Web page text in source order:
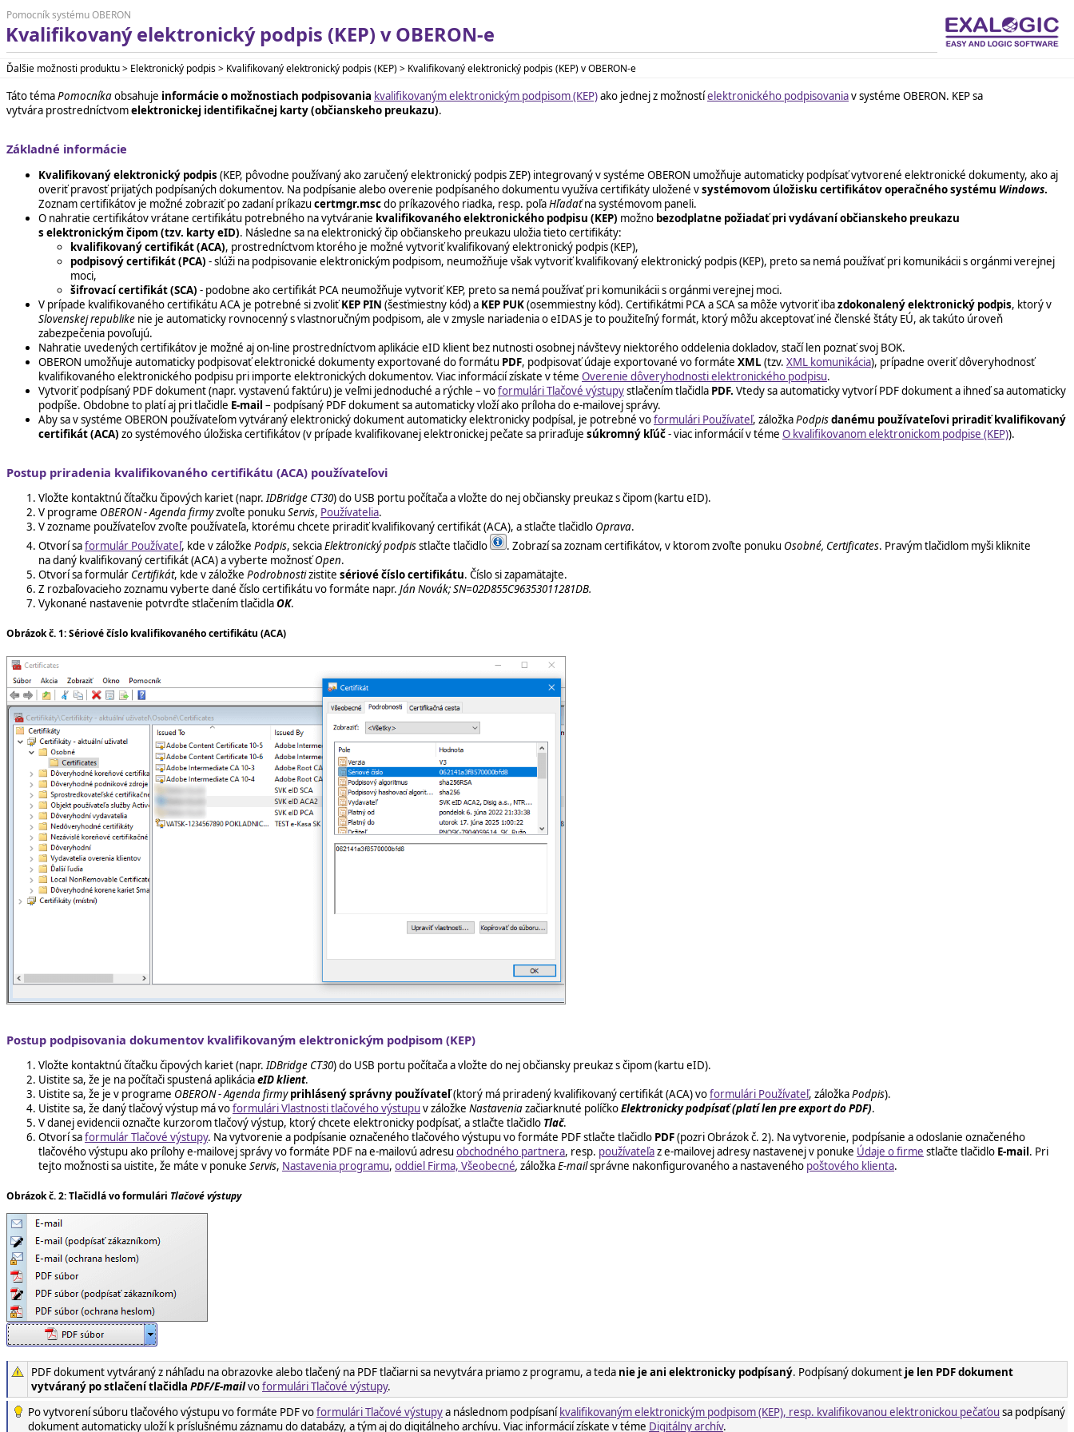
Pomocník systému OBERON
Kvalifikovaný elektronický podpis (KEP) v OBERON-e
Ďalšie možnosti produktu > Elektronický podpis > Kvalifikovaný elektronický podpis (KEP) > Kvalifikovaný elektronický podpis (KEP) v OBERON-e
Táto témaPomocníkaobsahuje informácie o možnostiach podpisovania kvalifikovaným elektronickým podpisom (KEP)ako jednej z možnostíelektronického podpisovaniav systéme OBERON. KEP sa
vytvára prostredníctvomelektronickej identifikačnej karty (občianskeho preukazu).
Základné informácie
Kvalifikovaný elektronický podpis (KEP, pôvodne používaný ako zaručený elektronický podpis ZEP) integrovaný v systéme OBERON umožňuje automaticky podpísať vytvorené elektronické dokumenty, ako aj
overiť pravosť prijatých podpísaných dokumentov. Na podpísanie alebo overenie podpísaného dokumentu využíva certifikáty uložené vsystémovom úložisku certifikátov operačného systému Windows.
Zoznam certifikátov je možné zobraziť po zadaní príkazucertmgr.mscdo príkazového riadka, resp. poľaHľadaťna systémovom paneli.
O nahratie certifikátov vrátane certifikátu potrebného na vytváranie kvalifikovaného elektronického podpisu (KEP) možno bezodplatne požiadať pri vydávaní občianskeho preukazu
s elektronickým čipom (tzv. karty eID). Následne sa na elektronický čip občianskeho preukazu uložia tieto certifikáty:
kvalifikovaný certifikát (ACA), prostredníctvom ktorého je možné vytvoriť kvalifikovaný elektronický podpis (KEP),
podpisový certifikát (PCA) - slúži na podpisovanie elektronickým podpisom, neumožňuje však vytvoriť kvalifikovaný elektronický podpis (KEP), preto sa nemá používať pri komunikácii s orgánmi verejnej
moci,
šifrovací certifikát (SCA) - podobne ako certifikát PCA neumožňuje vytvoriť KEP, preto sa nemá používať pri komunikácii s orgánmi verejnej moci.
V prípade kvalifikovaného certifikátu ACA je potrebné si zvoliťKEP PIN (šesťmiestny kód) a KEP PUK(osemmiestny kód). Certifikátmi PCA a SCA sa môže vytvoriť ibazdokonalený elektronický podpis, ktorý v
Slovenskej republike nie je automaticky rovnocenný s vlastnoručným podpisom, ale v zmysle nariadenia o eIDAS je to použiteľný formát, ktorý môžu akceptovať iné členské štáty EÚ, ak takúto úroveň
zabezpečenia povoľujú.
Nahratie uvedených certifikátov je možné aj on-line prostredníctvom aplikácie eID klient bez nutnosti osobnej návštevy niektorého oddelenia dokladov, stačí len poznať svoj BOK.
OBERON umožňuje automaticky podpisovať elektronické dokumenty exportované do formátu PDF, podpisovať údaje exportované vo formáte XML (tzv. XML komunikácia), prípadne overiť dôveryhodnosť
kvalifikovaného elektronického podpisu pri importe elektronických dokumentov. Viac informácií získate v téme Overenie dôveryhodnosti elektronického podpisu.
Vytvoriť podpísaný PDF dokument (napr. vystavenú faktúru) je veľmi jednoduché a rýchle – voformulári Tlačové výstupystlačením tlačidla PDF. Vtedy sa automaticky vytvorí PDF dokument a ihneď sa automaticky
podpíše. Obdobne to platí aj pri tlačidle E-mail – podpísaný PDF dokument sa automaticky vloží ako príloha do e-mailovej správy.
Aby sa v systéme OBERON používateľom vytváraný elektronický dokument automaticky elektronicky podpísal, je potrebné voformulári Používateľ, záložkaPodpisdanému používateľovi priradiť kvalifikovaný
certifikát (ACA) zo systémového úložiska certifikátov (v prípade kvalifikovanej elektronickej pečate sa priraďuje súkromný kľúč- viac informácií v téme O kvalifikovanom elektronickom podpise (KEP)).
Postup priradenia kvalifikovaného certifikátu (ACA) používateľovi
Vložte kontaktnú čítačku čipových kariet (napr.IDBridge CT30) do USB portu počítača a vložte do nej občiansky preukaz s čipom (kartu eID).
V programe OBERON - Agenda firmyzvoľte ponukuServis, Používatelia.
V zozname používateľov zvoľte používateľa, ktorému chcete priradiť kvalifikovaný certifikát (ACA), a stlačte tlačidlo Oprava.
Otvorí saformulár Používateľ, kde v záložke Podpis, sekciaElektronický podpisstlačte tlačidlo . Zobrazí sa zoznam certifikátov, v ktorom zvoľte ponuku Osobné, Certificates. Pravým tlačidlom myši kliknite
na daný kvalifikovaný certifikát (ACA) a vyberte možnosťOpen.
Otvorí sa formulár Certifikát, kde v záložke Podrobnostizistite sériové číslo certifikátu. Číslo si zapamätajte.
Z rozbaľovacieho zoznamu vyberte dané číslo certifikátu vo formáte napr. Ján Novák; SN=02D855C96353011281DB.
Vykonané nastavenie potvrďte stlačením tlačidlaOK.
Obrázok č. 1: Sériové číslo kvalifikovaného certifikátu (ACA)
Postup podpisovania dokumentov kvalifikovaným elektronickým podpisom (KEP)
Vložte kontaktnú čítačku čipových kariet (napr.IDBridge CT30) do USB portu počítača a vložte do nej občiansky preukaz s čipom (kartu eID).
Uistite sa, že je na počítači spustená aplikáciaeID klient.
Uistite sa, že je v programe OBERON - Agenda firmy prihlásený správny používateľ(ktorý má priradený kvalifikovaný certifikát (ACA) voformulári Používateľ, záložkaPodpis).
Uistite sa, že daný tlačový výstup má voformulári Vlastnosti tlačového výstupuv záložke Nastaveniazačiarknuté políčkoElektronicky podpísať (platí len pre export do PDF).
V danej evidencii označte kurzorom tlačový výstup, ktorý chcete elektronicky podpísať, a stlačte tlačidlo Tlač.
Otvorí saformulár Tlačové výstupy. Na vytvorenie a podpísanie označeného tlačového výstupu vo formáte PDF stlačte tlačidlo PDF(pozri Obrázok č. 2). Na vytvorenie, podpísanie a odoslanie označeného
tlačového výstupu ako prílohy e-mailovej správy vo formáte PDF na e-mailovú adresuobchodného partnera, resp. používateľaz e-mailovej adresy nastavenej v ponuke Údaje o firme stlačte tlačidlo E-mail. Pri
tejto možnosti sa uistite, že máte v ponuke Servis, Nastavenia programu, oddiel Firma, Všeobecné, záložkaE-mailsprávne nakonfigurovaného a nastaveného poštového klienta.
Obrázok č. 2: Tlačidlá vo formulári Tlačové výstupy
PDF dokument vytváraný z náhľadu na obrazovke alebo tlačený na PDF tlačiarni sa nevytvára priamo z programu, a teda nie je ani elektronicky podpísaný. Podpísaný dokument je len PDF dokument
vytváraný po stlačení tlačidla PDF/E-mailvoformulári Tlačové výstupy.
Po vytvorení súboru tlačového výstupu vo formáte PDFvoformulári Tlačové výstupya následnom podpísaníkvalifikovaným elektronickým podpisom (KEP), resp. kvalifikovanou elektronickou pečaťou sa podpísaný
dokument automaticky uloží k príslušnému záznamu do databázy, a tým aj do digitálneho archívu. Viac informácií získate v téme Digitálny archív.